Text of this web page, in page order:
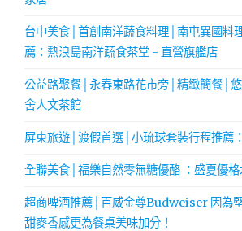
台中美食│首創南洋蔬食料理│南屯異國料
薦：熱浪島南洋蔬食茶堂 - 直營旗艦店
公益路聚餐│永春東路花市旁│精緻簡餐│
舍人文茶館
屏東旅遊│渡假首選│小琉球套裝行程推薦
全聯美食│福樂自然零無糖優酪 ：盛夏優
超商啤酒推薦│百威金尊Budweiser 因為
甜麥香感更為餐桌美味加分！